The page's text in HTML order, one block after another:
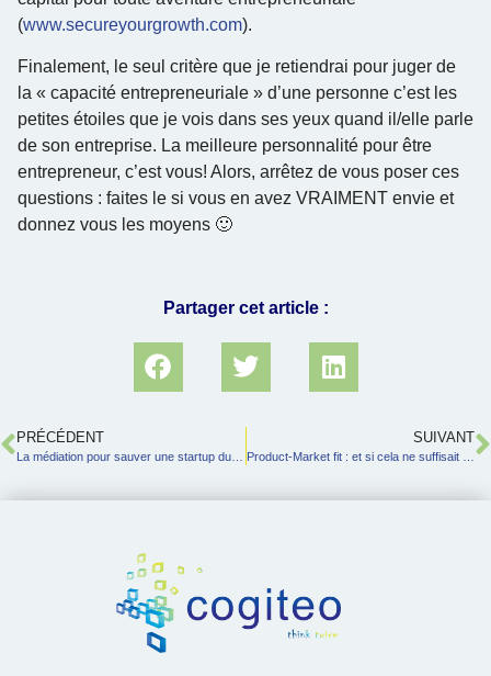
(www.secureyourgrowth.com).
Finalement, le seul critère que je retiendrai pour juger de
la « capacité entrepreneuriale » d’une personne c’est les
petites étoiles que je vois dans ses yeux quand il/elle parle
de son entreprise. La meilleure personnalité pour être
entrepreneur, c’est vous! Alors, arrêtez de vous poser ces
questions : faites le si vous en avez VRAIMENT envie et
donnez vous les moyens 🙂
Partager cet article :
PRÉCÉDENT SUIVANT